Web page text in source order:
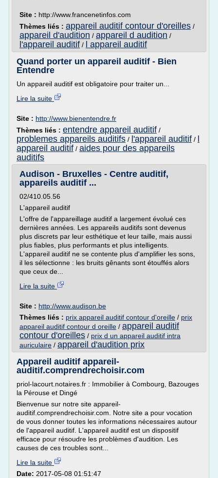
Site : http://www.francenetinfos.com
Thèmes liés : appareil auditif contour d'oreilles /
appareil d'audition / appareil d audition /
l'appareil auditif /
l appareil auditif
Quand porter un appareil auditif - Bien
Entendre
Un appareil auditif est obligatoire pour traiter un...
Lire la suite
Site : http://www.bienentendre.fr
Thèmes liés : entendre appareil auditif /
problemes appareils auditifs / l'appareil auditif /
appareil auditif / aides pour des appareils
auditifs
Audison - Bruxelles - Centre auditif,
appareils auditif ...
02/410.05.56
L'appareil auditif
L'offre de l'appareillage auditif a largement évolué ces
dernières années. Les appareils auditifs sont devenus
plus discrets par leur esthétique et leur taille, mais aussi
plus fiables, plus performants et plus intelligents.
L'appareil auditif ne se contente plus d'amplifier les sons,
il les sélectionne : les bruits gênants sont étouffés alors
que ceux de...
Lire la suite
Site : http://www.audison.be
Thèmes liés : prix appareil auditif contour d'oreille / prix
appareil auditif contour d oreille / appareil auditif
contour d'oreilles / prix d un appareil auditif intra
auriculaire / appareil d'audition prix
Appareil auditif appareil-
auditif.comprendrechoisir.com
priol-lacourt.notaires.fr : Immobilier à Combourg, Bazouges
la Pérouse et Dingé
Bienvenue sur notre site appareil-
auditif.comprendrechoisir.com. Notre site a pour vocation
de vous donner toutes les informations nécessaires autour
de l'appareil auditif. L'appareil auditif est un dispositif
efficace pour résoudre les problèmes d'audition. Les
causes de ces troubles sont...
Lire la suite
Date: 2017-05-08 01:51:47